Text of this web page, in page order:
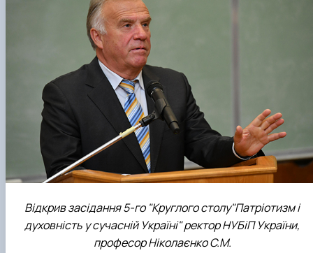
Відкрив засідання 5-го "Круглого столу"Патріотизм і
духовність у сучасній Україні" ректор НУБіП України,
професор Ніколаєнко С.М.